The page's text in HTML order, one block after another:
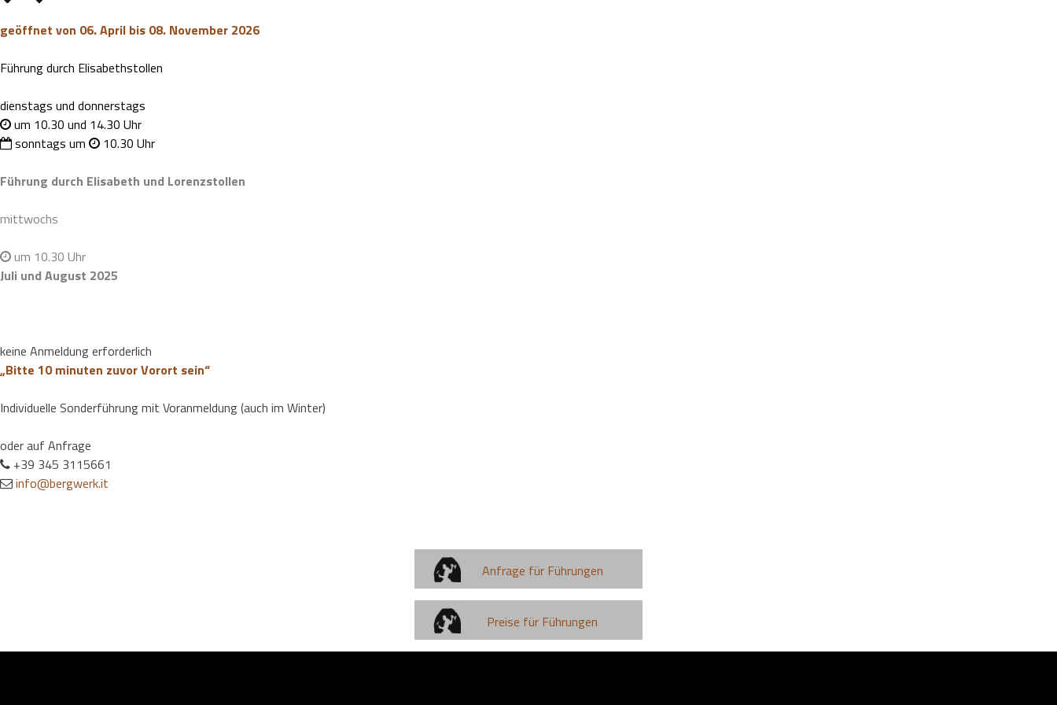
geöffnet von 06. April bis 08. November 2026
Führung durch Elisabethstollen
dienstags und donnerstags
um 10.30 und 14.30 Uhr
sonntags um
10.30 Uhr
Führung durch Elisabeth und Lorenzstollen
mittwochs
um 10.30 Uhr
Juli und August 2025
keine Anmeldung erforderlich
„Bitte 10 minuten zuvor Vorort sein“
Individuelle Sonderführung mit Voranmeldung (auch im Winter)
oder auf Anfrage
+39 345 3115661
info@bergwerk.it
Anfrage für Führungen
Preise für Führungen